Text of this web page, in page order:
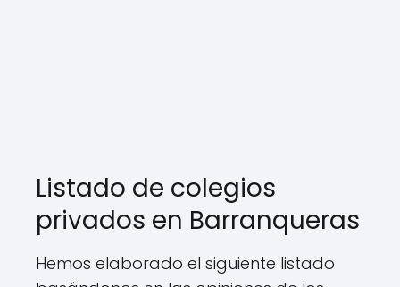
Listado de colegios
privados en Barranqueras
Hemos elaborado el siguiente listado